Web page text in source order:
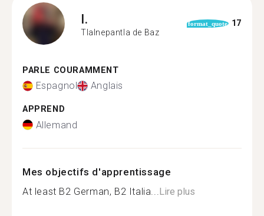
I.
Tlalnepantla de Baz
format_quote 17
PARLE COURAMMENT
Espagnol Anglais
APPREND
Allemand
Mes objectifs d'apprentissage
At least B2 German, B2 Italia... Lire plus